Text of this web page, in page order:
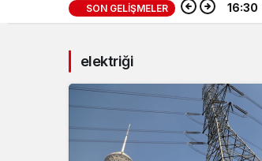
SON GELIŞMELER 16:30
elektriği